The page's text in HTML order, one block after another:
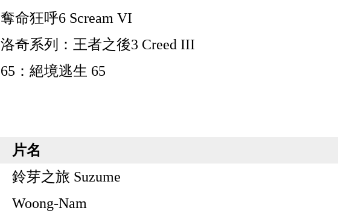
奪命狂呼6 Scream VI
洛奇系列：王者之後3 Creed III
65：絕境逃生 65
片名
鈴芽之旅 Suzume
Woong-Nam